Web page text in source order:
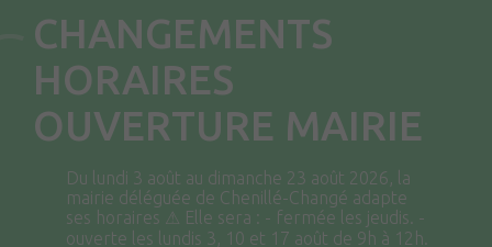
CHANGEMENTS
HORAIRES
OUVERTURE MAIRIE
Du lundi 3 août au dimanche 23 août 2026, la
mairie déléguée de Chenillé-Changé adapte
ses horaires ⚠ Elle sera : - fermée les jeudis. -
ouverte les lundis 3, 10 et 17 août de 9h à 12h.